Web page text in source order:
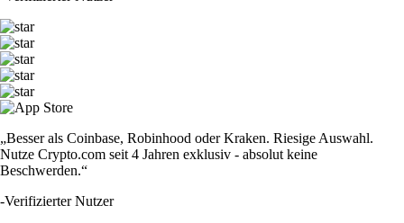
„Besser als Coinbase, Robinhood oder Kraken. Riesige Auswahl.
Nutze Crypto.com seit 4 Jahren exklusiv - absolut keine
Beschwerden.“
-Verifizierter Nutzer